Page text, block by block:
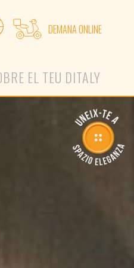
DEMANA ONLINE
EL TEU DITALY